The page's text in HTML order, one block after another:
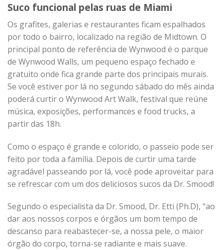
Suco funcional pelas ruas de Miami
Os grafites, galerias e restaurantes ficam espalhados
por todo o bairro, localizado na região de Midtown. O
principal ponto de referência de Wynwood é o parque
de Wynwood Walls, um pequeno espaço fechado e
gratuito onde fica grande parte dos principais murais.
Se você estiver por lá no segundo sábado do mês ainda
poderá curtir o Wynwood Art Walk, festival que reúne
música, exposições, performances e food trucks, a
partir das 18h.
Como o espaço é grande e colorido, o passeio pode ser
feito por toda a família. Depois de curtir uma tarde
agradável passeando por lá, você pode aproveitar para
se refrescar com um dos deliciosos sucos da Dr. Smood!
Segundo o especialista da Dr. Smood, Dr. Etti (Ph.D), “ao
dar aos nossos corpos e órgãos um bom tempo de
descanso para reabastecer-se, a nossa pele, o maior
órgão do corpo, torna-se radiante e mais suave.